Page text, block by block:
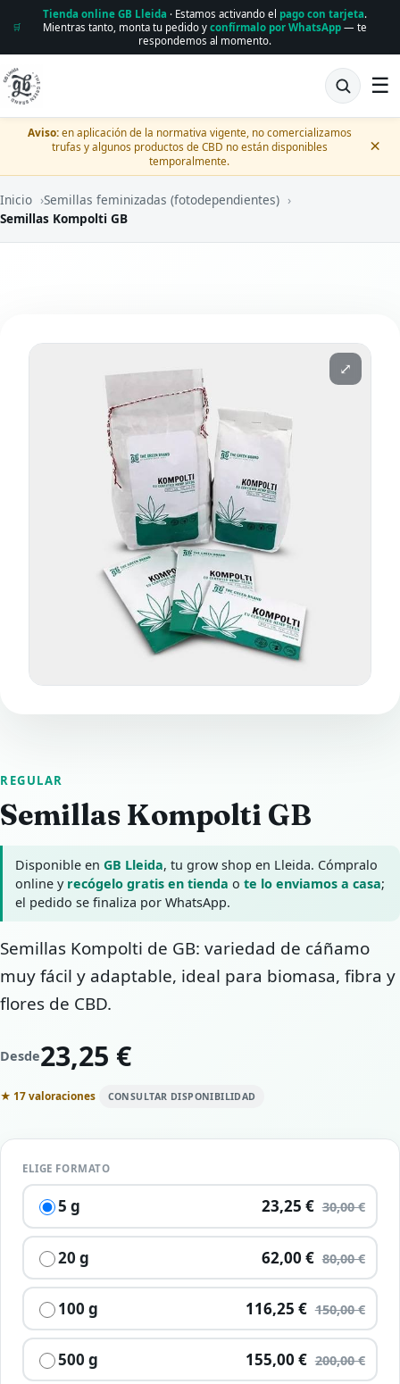
🛒
Tienda online GB Lleida · Estamos activando el pago con tarjeta.
Mientras tanto, monta tu pedido y confírmalo por WhatsApp— te
respondemos al momento.
☰
Aviso:en aplicación de la normativa vigente, no comercializamos
trufas y algunos productos de CBD no están disponibles
temporalmente.
×
Inicio ›Semillas feminizadas (fotodependientes) ›
Semillas Kompolti GB
⤢
REGULAR
Semillas Kompolti GB
Disponible enGB Lleida, tu grow shop en Lleida. Cómpralo
online y recógelo gratis en tienda ote lo enviamos a casa;
el pedido se finaliza por WhatsApp.
Semillas Kompolti de GB: variedad de cáñamo
muy fácil y adaptable, ideal para biomasa, fibra y
flores de CBD.
Desde23,25 €
★ 17 valoraciones CONSULTAR DISPONIBILIDAD
ELIGE FORMATO
5 g 23,25 € 30,00 €
20 g 62,00 € 80,00 €
100 g 116,25 € 150,00 €
500 g 155,00 € 200,00 €